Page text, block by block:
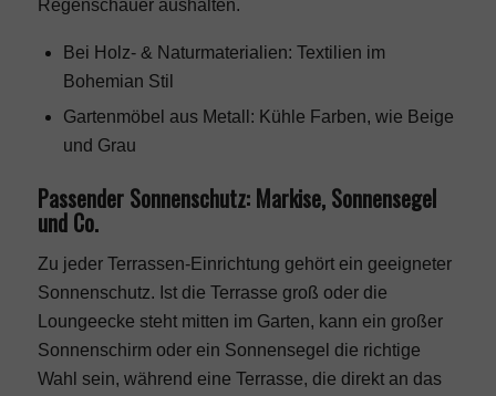
Regenschauer aushalten.
Bei Holz- & Naturmaterialien: Textilien im
Bohemian Stil
Gartenmöbel aus Metall: Kühle Farben, wie Beige
und Grau
Passender Sonnenschutz: Markise, Sonnensegel
und Co.
Zu jeder Terrassen-Einrichtung gehört ein geeigneter
Sonnenschutz. Ist die Terrasse groß oder die
Loungeecke steht mitten im Garten, kann ein großer
Sonnenschirm oder ein Sonnensegel die richtige
Wahl sein, während eine Terrasse, die direkt an das